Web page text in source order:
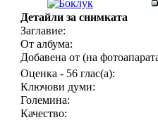
Детайли за снимката
Заглавие:
От албума:
Добавена от (на
Оценка - 56 глас(а):
Ключови думи:
Големина:
Качество: